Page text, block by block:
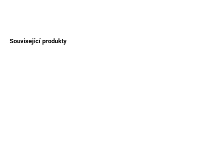
Související produkty